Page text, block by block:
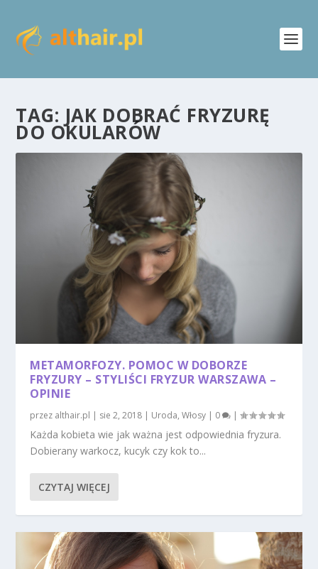
TAG: JAK DOBRAĆ FRYZURĘ
DO OKULARÓW
METAMORFOZY. POMOC W DOBORZE
FRYZURY – STYLIŚCI FRYZUR WARSZAWA –
OPINIE
przez althair.pl | sie 2, 2018 | Uroda,Włosy | 0 |
Każda kobieta wie jak ważna jest odpowiednia fryzura.
Dobierany warkocz, kucyk czy kok to...
CZYTAJ WIĘCEJ